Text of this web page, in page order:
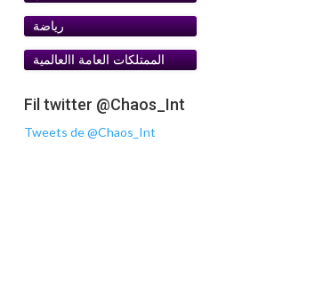
رياضة
الممتلكات العامة اﺍلعالمية
Fil twitter @Chaos_Int
Tweets de @Chaos_Int